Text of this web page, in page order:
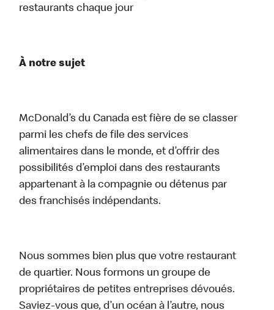
restaurants chaque jour
À notre sujet
McDonald’s du Canada est fière de se classer
parmi les chefs de file des services
alimentaires dans le monde, et d’offrir des
possibilités d’emploi dans des restaurants
appartenant à la compagnie ou détenus par
des franchisés indépendants.
Nous sommes bien plus que votre restaurant
de quartier. Nous formons un groupe de
propriétaires de petites entreprises dévoués.
Saviez-vous que, d’un océan à l’autre, nous